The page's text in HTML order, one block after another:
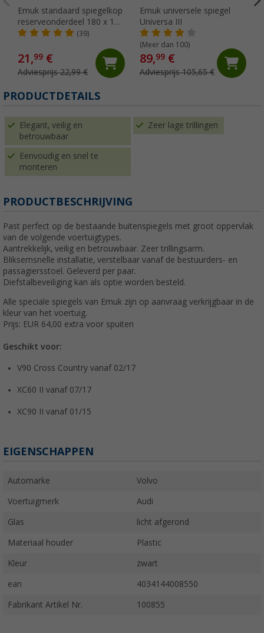
Emuk standaard spiegelkop
reserveonderdeel 180 x 120
mm
(39)
21,99 €
Adviesprijs 22,99 €
Emuk universele spiegel
Universa III
(Meer dan 100)
89,99€
Adviesprijs 105,65 €
PRODUCTDETAILS
Elegant, veilig en
betrouwbaar
Zeer lage trillingen
Eenvoudig en snel te
monteren
PRODUCTBESCHRIJVING
Past perfect op de bestaande buitenspiegels met groot oppervlak
van de volgende voertuigtypes.
Aantrekkelijk, veilig en betrouwbaar. Zeer trillingsarm.
Bliksemsnelle installatie, verstelbaar vanaf de bestuurders- en
passagiersstoel. Geleverd per paar.
Diefstalbeveiliging kan als optie worden besteld.
Alle speciale spiegels van Emuk zijn op aanvraag verkrijgbaar in de
kleur van het voertuig.
Prijs: EUR 64,00 extra voor spuiten
Geschikt voor:
V90 Cross Country vanaf 02/17
XC60 II vanaf 07/17
XC90 II vanaf 01/15
EIGENSCHAPPEN
Automarke Volvo
Voertuigmerk Audi
Glas licht afgerond
Materiaal houder Plastic
Kleur zwart
ean 4034144008550
Fabrikant Artikel Nr. 100855